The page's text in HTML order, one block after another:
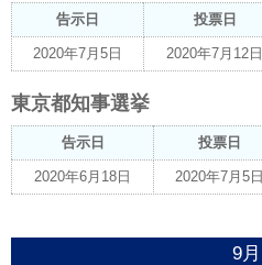
告示日 投票日
2020年7月5日 2020年7月12日
東京都知事選挙
告示日 投票日
2020年6月18日 2020年7月5日
9月